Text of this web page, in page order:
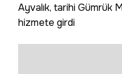
Ayvalık, tarihi Gümrük
hizmete girdi